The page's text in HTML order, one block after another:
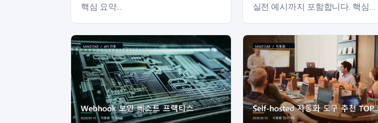
핵심 요약...
실전 예시까지 포함합니다. 핵심...